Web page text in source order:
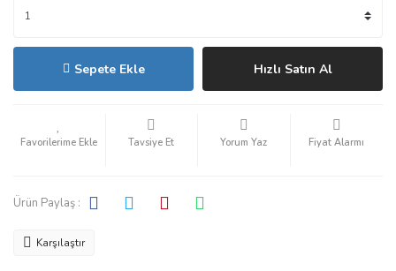
Sepete Ekle Hızlı Satın Al
Tavsiye Et Yorum Yaz Fiyat Alarmı
Ürün Paylaş :
Karşılaştır